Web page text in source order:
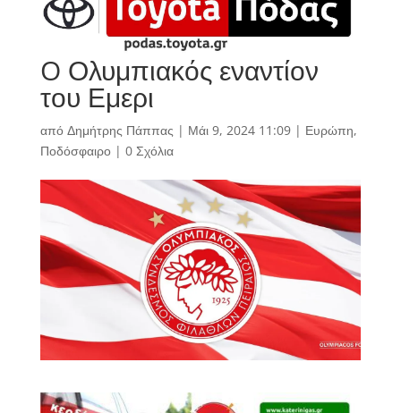
O Ολυμπιακός εναντίον
του Εμερι
από Δημήτρης Πάππας | Μάι 9, 2024 11:09| Ευρώπη,
Ποδόσφαιρο| 0 Σχόλια